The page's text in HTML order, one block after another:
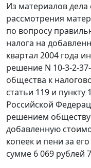
Из материалов дела
рассмотрения
по вопросу
налога на
квартал 2004 года
решение N 10-3-2-
общества к
статьи 119 и пункту
Российской
решением обществу
добавленную
копеек и пени за
сумме 6 069 рублей